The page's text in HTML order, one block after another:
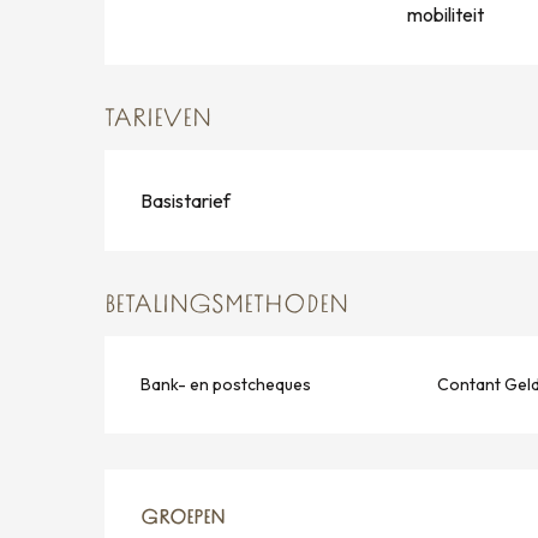
mobiliteit
TARIEVEN
Basistarief
BETALINGSMETHODEN
Bank- en postcheques Contant
GROEPEN
GROEPEN